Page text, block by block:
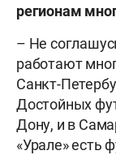
регионам
– Не
работают
Санкт-
Достойных
Дону, и в
«Урале» есть